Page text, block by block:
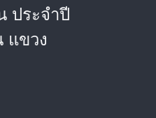
ประจำปี
แขวง